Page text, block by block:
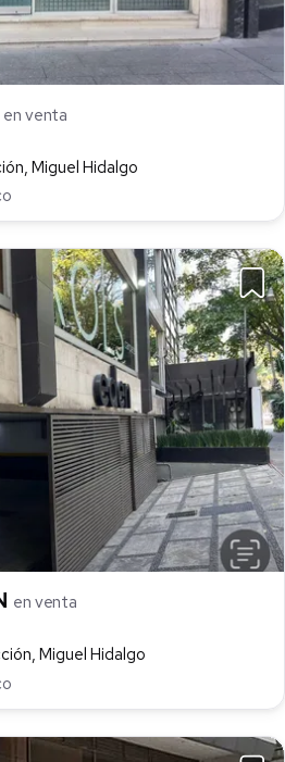
en venta
Miguel Hidalgo
en venta
Miguel Hidalgo